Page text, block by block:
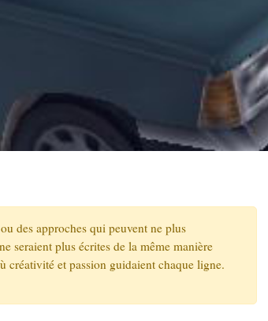
des approches qui peuvent ne plus
seraient plus écrites de la même manière
créativité et passion guidaient chaque ligne.